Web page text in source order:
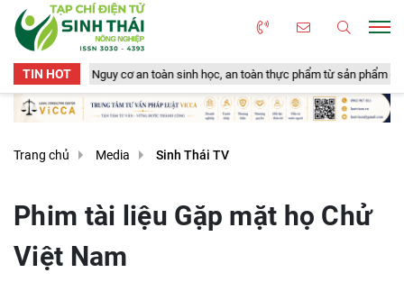
TIN HOT
Nguy cơ an toàn sinh học, an toàn thực phẩm từ sản phẩm động vật và chất
Trang chủ Media Sinh Thái TV
Phim tài liệu Gặp mặt họ Chử
Việt Nam